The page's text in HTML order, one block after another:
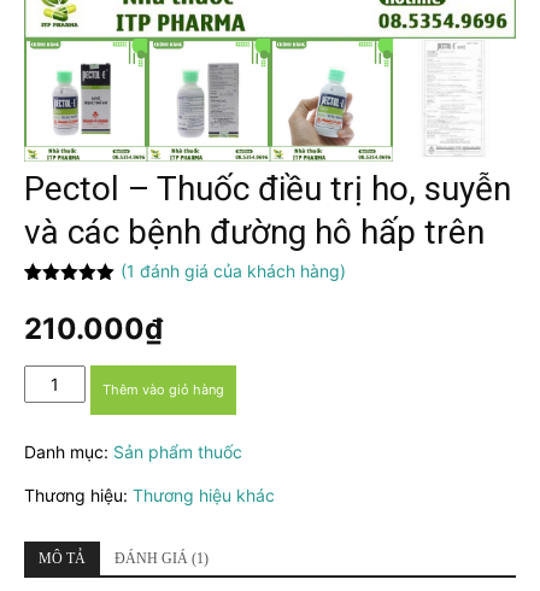
Pectol – Thuốc điều trị ho, suyễn
và các bệnh đường hô hấp trên
dựa trên
đánh giá
(1 đánh giá của khách hàng)
210.000₫
Pectol
–
điều
ho,
và
các
Thêm vào giỏ hàng
Danh mục: Sản phẩm thuốc
Thương hiệu: Thương hiệu khác
MÔ TẢ ĐÁNH GIÁ (1)